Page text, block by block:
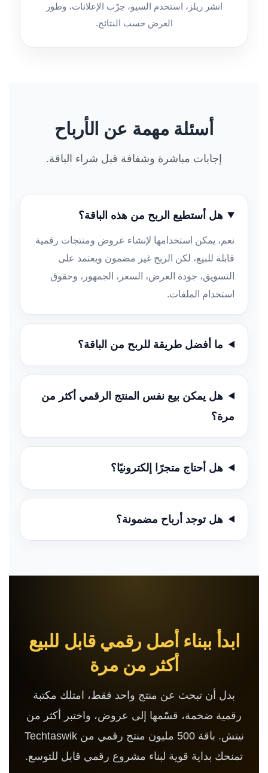
انشر ريلز، استخدم السيو، جرّب الإعلانات، وطور
العرض حسب النتائج.
أسئلة مهمة عن الأرباح
إجابات مباشرة وشفافة قبل شراء الباقة.
هل أستطيع الربح من هذه الباقة؟
نعم، يمكن استخدامها لإنشاء عروض ومنتجات رقمية
قابلة للبيع، لكن الربح غير مضمون ويعتمد على
التسويق، جودة العرض، السعر، الجمهور، وحقوق
استخدام الملفات.
ما أفضل طريقة للربح من الباقة؟
هل يمكن بيع نفس المنتج الرقمي أكثر من
مرة؟
هل أحتاج متجرًا إلكترونيًا؟
هل توجد أرباح مضمونة؟
ابدأ ببناء أصل رقمي قابل للبيع
أكثر من مرة
بدل أن تبحث عن منتج واحد فقط، امتلك مكتبة
رقمية ضخمة، قسّمها إلى عروض، واختبر أكثر من
نيتش. باقة 500 مليون منتج رقمي من Techtaswik
تمنحك بداية قوية لبناء مشروع رقمي قابل للتوسع.